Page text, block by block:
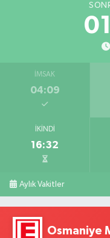
İMSAK
04:09
İKINDI
16:32
Aylık Vakitler
Osmaniye